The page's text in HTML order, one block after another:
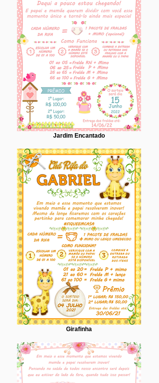
Jardim Encantado
Girafinha